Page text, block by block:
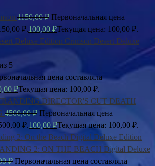
1150,00₽ Первоначальная цена
₽.100,00 ₽Текущая цена: 100,00 ₽.
Crimson Desert Deluxe
из 5
цена составляла
₽Текущая цена: 100,00 ₽.
DEATH
4500,00₽ Первоначальная цена
₽.100,00 ₽Текущая цена: 100,00 ₽.
2: ON THE BEACH Digital Deluxe
₽ Первоначальная цена составляла